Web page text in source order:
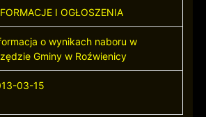
I OGŁOSZENIA
o wynikach naboru w
Gminy w Roźwienicy
03-15